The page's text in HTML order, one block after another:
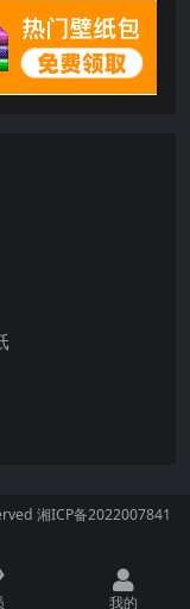
湘ICP备2022007841
我的